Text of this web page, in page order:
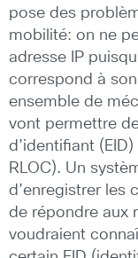
pose des
mobilité: on ne
adresse IP
correspond à
ensemble de
vont permettre
d’identifiant
RLOC). Un
d’enregistrer les
de répondre aux
voudraient